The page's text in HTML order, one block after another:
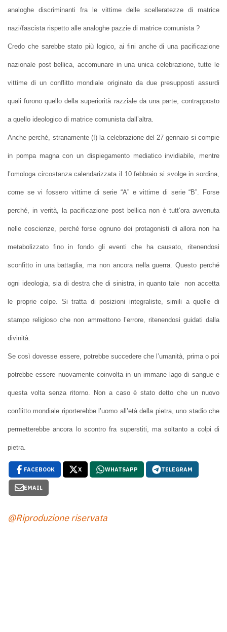
analoghe discriminanti fra le vittime delle scelleratezze di matrice
nazi/fascista rispetto alle analoghe pazzie di matrice comunista ?
Credo che sarebbe stato più logico, ai fini anche di una pacificazione
nazionale post bellica, accomunare in una unica celebrazione, tutte le
vittime di un conflitto mondiale originato da due presupposti assurdi
quali furono quello della superiorità razziale da una parte, contrapposto
a quello ideologico di matrice comunista dall’altra.
Anche perché, stranamente (!) la celebrazione del 27 gennaio si compie
in pompa magna con un dispiegamento mediatico invidiabile, mentre
l’omologa circostanza calendarizzata il 10 febbraio si svolge in sordina,
come se vi fossero vittime di serie “A” e vittime di serie “B”. Forse
perché, in verità, la pacificazione post bellica non è tutt’ora avvenuta
nelle coscienze, perché forse ognuno dei protagonisti di allora non ha
metabolizzato fino in fondo gli eventi che ha causato, ritenendosi
sconfitto in una battaglia, ma non ancora nella guerra. Questo perché
ogni ideologia, sia di destra che di sinistra, in quanto tale non accetta
le proprie colpe. Si tratta di posizioni integraliste, simili a quelle di
stampo religioso che non ammettono l’errore, ritenendosi guidati dalla
divinità.
Se così dovesse essere, potrebbe succedere che l’umanità, prima o poi
potrebbe essere nuovamente coinvolta in un immane lago di sangue e
questa volta senza ritorno. Non a caso è stato detto che un nuovo
conflitto mondiale riporterebbe l’uomo all’età della pietra, uno stadio che
permetterebbe ancora lo scontro fra superstiti, ma soltanto a colpi di
pietra.
FACEBOOK X WHATSAPP TELEGRAM
EMAIL
@Riproduzione riservata